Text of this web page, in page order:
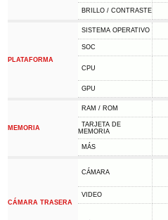
BRILLO / CONTRASTE
PLATAFORMA
SISTEMA OPERATIVO
SOC
CPU
GPU
MEMORIA
RAM / ROM
TARJETA DE
MEMORIA
MÁS
CÁMARA TRASERA
CÁMARA
VIDEO